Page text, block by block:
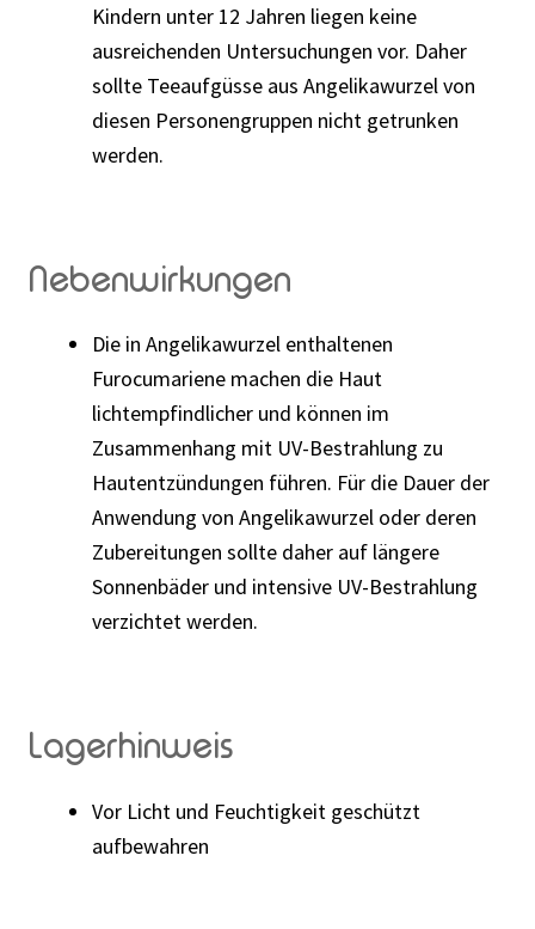
Kindern unter 12 Jahren liegen keine
ausreichenden Untersuchungen vor. Daher
sollte Teeaufgüsse aus Angelikawurzel von
diesen Personengruppen nicht getrunken
werden.
Nebenwirkungen
Die in Angelikawurzel enthaltenen
Furocumariene machen die Haut
lichtempfindlicher und können im
Zusammenhang mit UV-Bestrahlung zu
Hautentzündungen führen. Für die Dauer der
Anwendung von Angelikawurzel oder deren
Zubereitungen sollte daher auf längere
Sonnenbäder und intensive UV-Bestrahlung
verzichtet werden.
Lagerhinweis
Vor Licht und Feuchtigkeit geschützt
aufbewahren